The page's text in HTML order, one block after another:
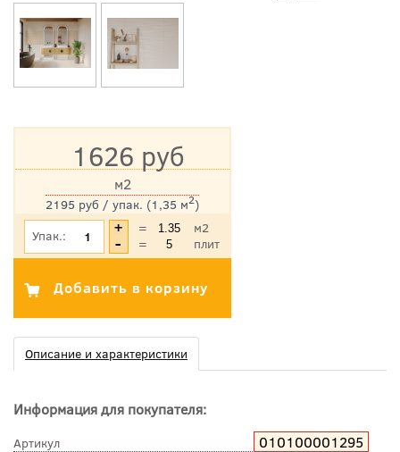
1626 руб
2195 руб / упак. (1,35 м2)
м2
*Цена указана с учетом НДС
Упак.: =
м2
=
плит
Описание и характеристики
Информация для покупателя:
Артикул 010100001295